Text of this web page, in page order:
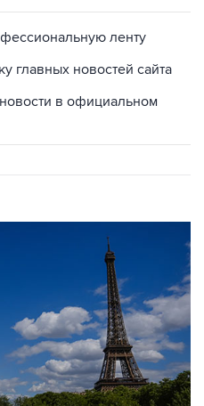
ленту
главных новостей сайта
в официальном